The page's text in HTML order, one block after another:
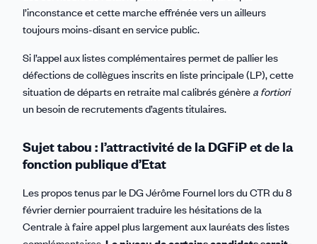
l’inconstance et cette marche effrénée vers un ailleurs
toujours moins-disant en service public.
Si l’appel aux listes complémentaires permet de pallier les
défections de collègues inscrits en liste principale (LP), cette
situation de départs en retraite mal calibrés génère a fortiori
un besoin de recrutements d’agents titulaires.
Sujet tabou : l’attractivité de la DGFiP et de la
fonction publique d’Etat
Les propos tenus par le DG Jérôme Fournel lors du CTR du 8
février dernier pourraient traduire les hésitations de la
Centrale à faire appel plus largement aux lauréats des listes